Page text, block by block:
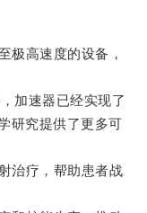
高速度的设备，
加速器已经实现了
研究提供了更多可
疗，帮助患者战